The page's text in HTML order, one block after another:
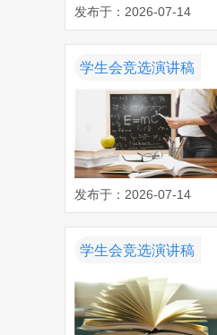
发布于：2026-07-14
学生会竞选演讲稿
发布于：2026-07-14
学生会竞选演讲稿